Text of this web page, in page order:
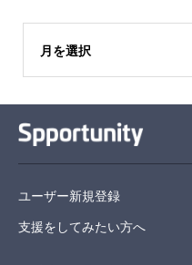
月を選択
ユーザー新規登録
支援をしてみたい方へ